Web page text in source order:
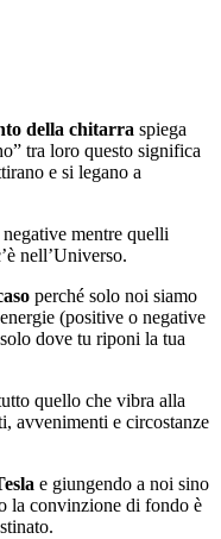
della chitarra spiega
tra loro questo significa
e si legano a
mentre quelli
nell’Universo.
perché solo noi siamo
(positive o negative
dove tu riponi la tua
quello che vibra alla
avvenimenti e circostanze
e giungendo a noi sino
la convinzione di fondo è